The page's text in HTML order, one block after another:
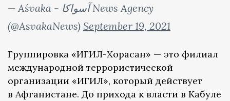
— Aśvaka - آسواکا News Agency
(@AsvakaNews) September 19, 2021
Группировка «ИГИЛ-Хорасан» — это филиал
международной террористической
организации «ИГИЛ», который действует
в Афганистане. До прихода к власти в Кабуле